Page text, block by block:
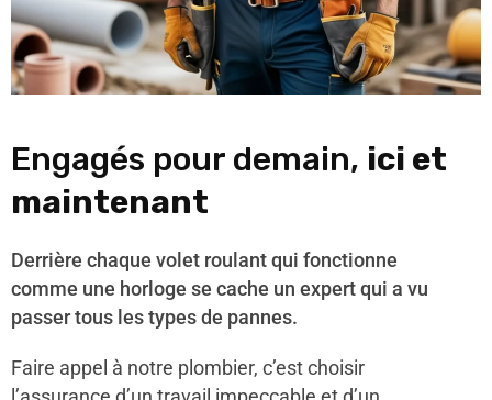
Engagés pour demain, ici et
maintenant
Derrière chaque volet roulant qui fonctionne
comme une horloge se cache un expert qui a vu
passer tous les types de pannes.
Faire appel à notre plombier, c’est choisir